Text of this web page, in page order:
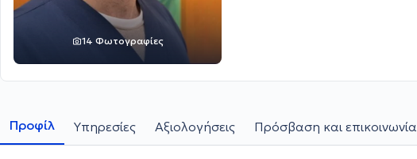
14 Φωτογραφίες
Προφίλ Υπηρεσίες Αξιολογήσεις Πρόσβαση και επικοινωνία